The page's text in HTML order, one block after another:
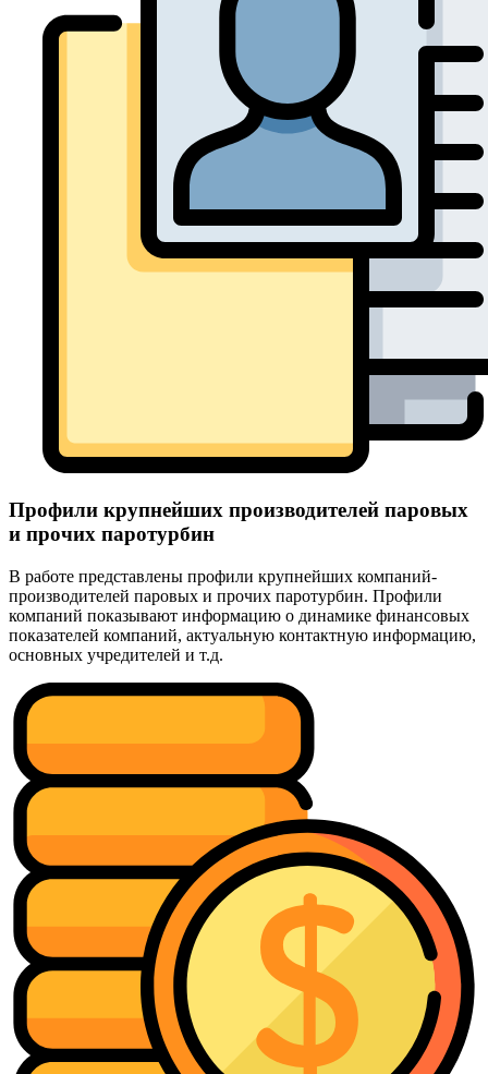
Профили крупнейших производителей паровых
и прочих паротурбин
В работе представлены профили крупнейших компаний-
производителей паровых и прочих паротурбин. Профили
компаний показывают информацию о динамике финансовых
показателей компаний, актуальную контактную информацию,
основных учредителей и т.д.